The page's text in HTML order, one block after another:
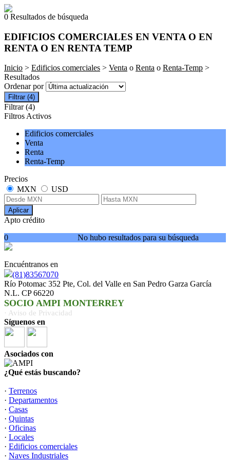
0 Resultados de búsqueda
EDIFICIOS COMERCIALES EN VENTA O EN
RENTA O EN RENTA TEMP
Inicio > Edificios comerciales > Venta o Renta o Renta-Temp >
Resultados
Ordenar por
Filtrar (4)
Filtrar (4)
Filtros Activos
Edificios comerciales
Venta
Renta
Renta-Temp
Precios
MXN
USD
Aplicar
Apto crédito
No hubo resultados para su búsqueda
0
Encuéntranos en
(81)83567070
Río Potomac 352 Pte, Col. del Valle en San Pedro Garza García
N.L. CP 66220
SOCIO AMPI MONTERREY
· Aviso de Privacidad
Síguenos en
Asociados con
¿Qué estás buscando?
· Terrenos
· Departamentos
· Casas
· Quintas
· Oficinas
· Locales
· Edificios comerciales
· Naves Industriales